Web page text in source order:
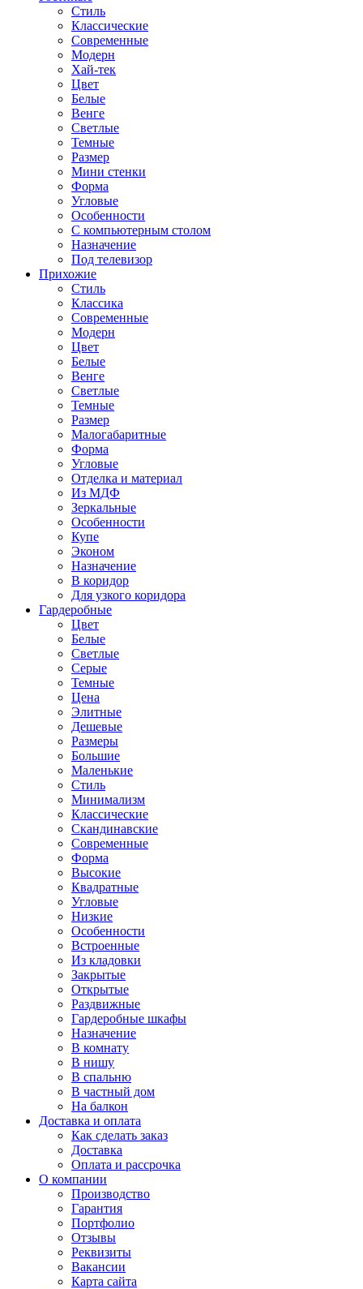
Стиль
Классические
Современные
Модерн
Хай-тек
Цвет
Белые
Венге
Светлые
Темные
Размер
Мини стенки
Форма
Угловые
Особенности
С компьютерным столом
Назначение
Под телевизор
Прихожие
Стиль
Классика
Современные
Модерн
Цвет
Белые
Венге
Светлые
Темные
Размер
Малогабаритные
Форма
Угловые
Отделка и материал
Из МДФ
Зеркальные
Особенности
Купе
Эконом
Назначение
В коридор
Для узкого коридора
Гардеробные
Цвет
Белые
Светлые
Серые
Темные
Цена
Элитные
Дешевые
Размеры
Большие
Маленькие
Стиль
Минимализм
Классические
Скандинавские
Современные
Форма
Высокие
Квадратные
Угловые
Низкие
Особенности
Встроенные
Из кладовки
Закрытые
Открытые
Раздвижные
Гардеробные шкафы
Назначение
В комнату
В нишу
В спальню
В частный дом
На балкон
Доставка и оплата
Как сделать заказ
Доставка
Оплата и рассрочка
О компании
Производство
Гарантия
Портфолио
Отзывы
Реквизиты
Вакансии
Карта сайта